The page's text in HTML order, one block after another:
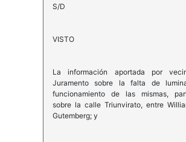
S/D
VISTO
La información aportada por
Juramento sobre la falta de
funcionamiento de las mismas,
sobre la calle Triunvirato, entre
Gutemberg; y